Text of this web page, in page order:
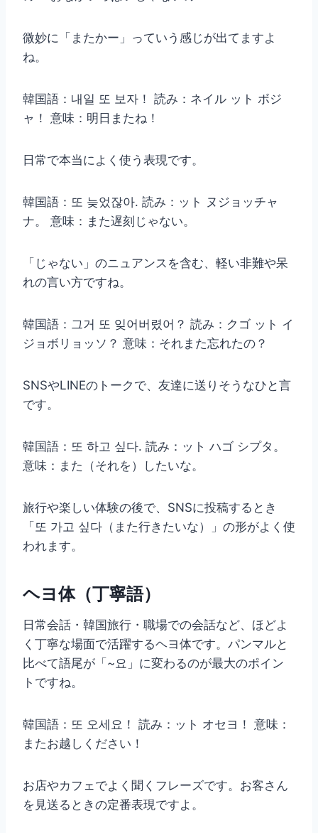
微妙に「またかー」っていう感じが出てますよ
ね。
韓国語：내일 또 보자！ 読み：ネイル ット ボジ
ャ！ 意味：明日またね！
日常で本当によく使う表現です。
韓国語：또 늦었잖아. 読み：ット ヌジョッチャ
ナ。 意味：また遅刻じゃない。
「じゃない」のニュアンスを含む、軽い非難や呆
れの言い方ですね。
韓国語：그거 또 잊어버렸어？ 読み：クゴ ット イ
ジョボリョッソ？ 意味：それまた忘れたの？
SNSやLINEのトークで、友達に送りそうなひと言
です。
韓国語：또 하고 싶다. 読み：ット ハゴ シプタ。
意味：また（それを）したいな。
旅行や楽しい体験の後で、SNSに投稿するとき
「또 가고 싶다（また行きたいな）」の形がよく使
われます。
ヘヨ体（丁寧語）
日常会話・韓国旅行・職場での会話など、ほどよ
く丁寧な場面で活躍するヘヨ体です。パンマルと
比べて語尾が「~요」に変わるのが最大のポイン
トですね。
韓国語：또 오세요！ 読み：ット オセヨ！ 意味：
またお越しください！
お店やカフェでよく聞くフレーズです。お客さん
を見送るときの定番表現ですよ。